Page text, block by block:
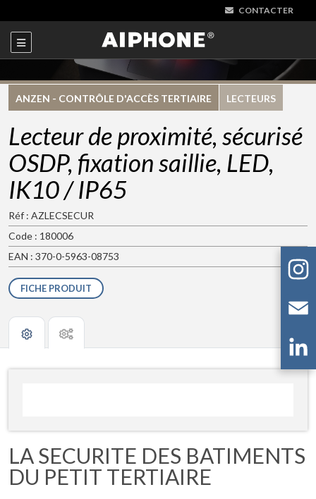
CONTACTER
ANZEN - CONTRÔLE D'ACCÈS TERTIAIRE LECTEURS
Lecteur de proximité, sécurisé
OSDP, fixation saillie, LED,
IK10 / IP65
Réf : AZLECSECUR
Code : 180006
EAN : 370-0-5963-08753
FICHE PRODUIT
LA SECURITE DES BATIMENTS
DU PETIT TERTIAIRE